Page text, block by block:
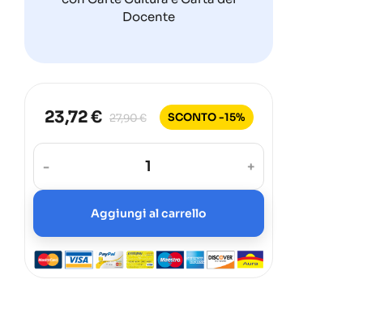
Docente
23,72 € 27,90 € SCONTO -15%
- +
Aggiungi al carrello